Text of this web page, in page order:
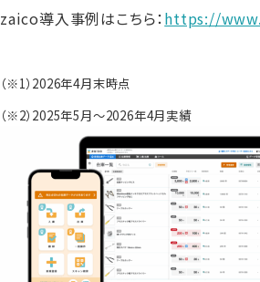
zaico導入事例はこちら：https://
（※1）2026年4月末時点
（※2）2025年5月～2026年4月実績